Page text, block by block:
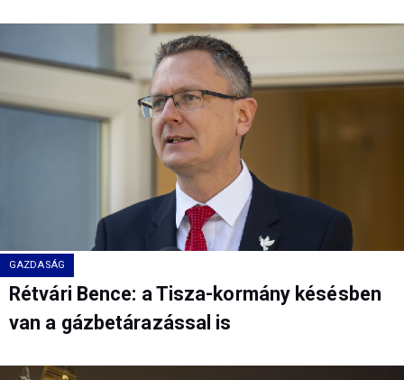
GAZDASÁG
Rétvári Bence: a Tisza-kormány késésben
van a gázbetárazással is